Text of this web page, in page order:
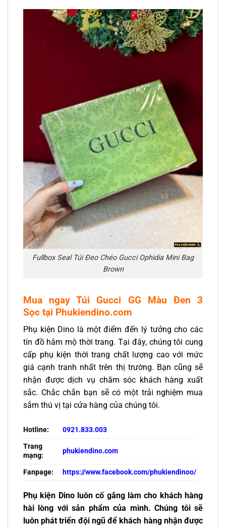
Fullbox Seal Túi Đeo Chéo Gucci Ophidia Mini Bag
Brown
Mua ngay Túi Gucci GG Màu Đen 3
Sọc tại Phukiendino.com
Phụ kiện Dino là một điểm đến lý tưởng cho các
tín đồ hâm mộ thời trang. Tại đây, chúng tôi cung
cấp phụ kiện thời trang chất lượng cao với mức
giá cạnh tranh nhất trên thị trường. Bạn cũng sẽ
nhận được dịch vụ chăm sóc khách hàng xuất
sắc. Chắc chắn bạn sẽ có một trải nghiệm mua
sắm thú vị tại cửa hàng của chúng tôi.
Hotline:
0921.833.003
Trang
mạng:
phukiendino.com
Fanpage: https://www.facebook.com/phukiendinoo/
Phụ kiện Dino luôn cố gắng làm cho khách hàng
hài lòng với sản phẩm của mình. Chúng tôi sẽ
luôn phát triển đội ngũ để khách hàng nhận được